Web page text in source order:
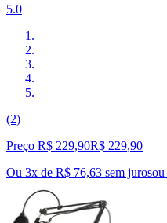
5.0
(2)
Preço R$ 229,90R$ 229,90
Ou 3x de R$ 76,63 sem jurosou